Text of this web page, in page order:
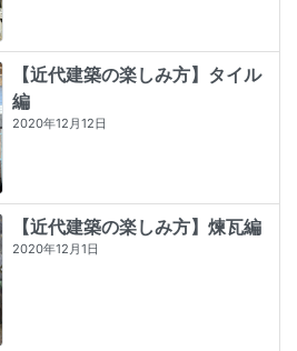
【近代建築の楽しみ方】タイル
編
2020年12月12日
【近代建築の楽しみ方】煉瓦編
2020年12月1日